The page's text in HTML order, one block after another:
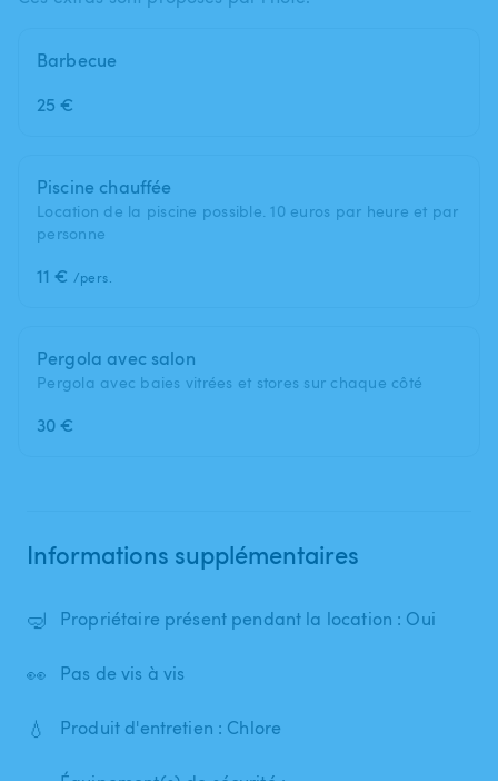
Barbecue
25 €
Piscine chauffée
Location de la piscine possible. 10 euros par heure et par
personne
11 € /pers.
Pergola avec salon
Pergola avec baies vitrées et stores sur chaque côté
30 €
Informations supplémentaires
🤿 Propriétaire présent pendant la location : Oui
👀 Pas de vis à vis
💧 Produit d'entretien : Chlore